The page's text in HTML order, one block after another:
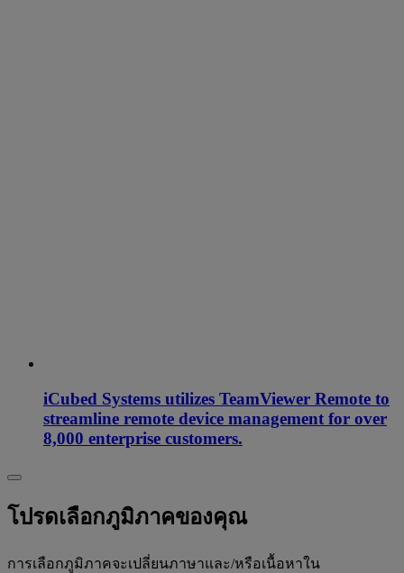
iCubed Systems utilizes TeamViewer Remote to
streamline remote device management for over
8,000 enterprise customers.
โปรดเลือกภูมิภาคของคุณ
การเลือกภูมิภาคจะเปลี่ยนภาษาและ/หรือเนื้อหาใน